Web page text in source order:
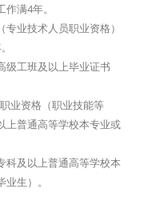
满4年。
业技术人员职业资格）
级工班及以上毕业证书
业资格（职业技能等
上普通高等学校本专业或
科及以上普通高等学校本
生）。